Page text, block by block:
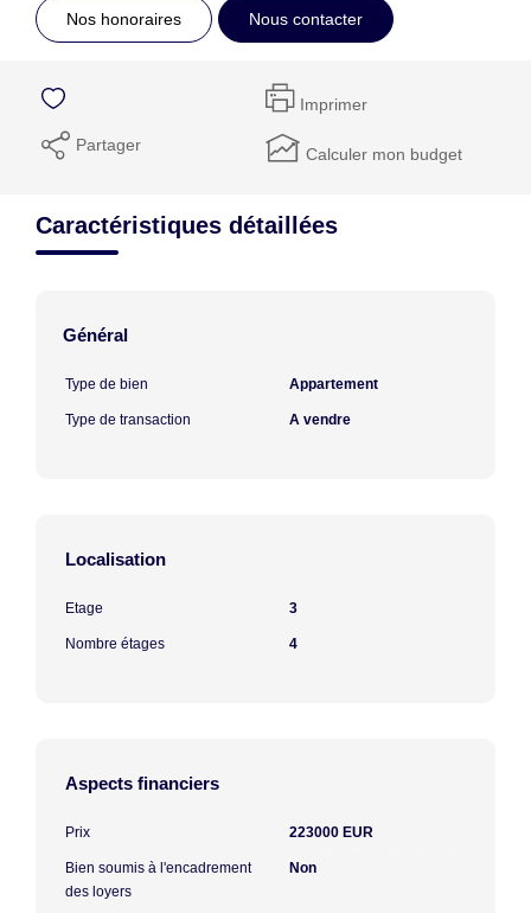
Nos honoraires Nous contacter
Imprimer
Partager Calculer mon budget
Caractéristiques détaillées
Général
Type de bien Appartement
Type de transaction A vendre
Localisation
Etage 3
Nombre étages 4
Aspects financiers
Prix 223000 EUR
Bien soumis à l'encadrement
des loyers
Non